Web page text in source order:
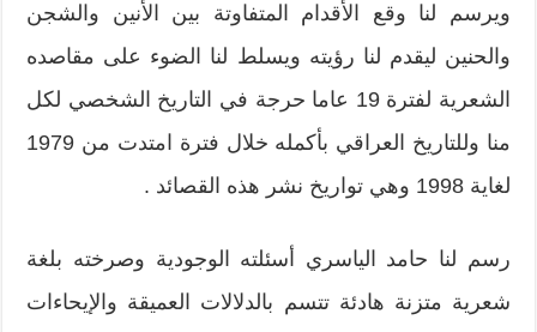
ويرسم لنا وقع الأقدام المتفاوتة بين الأنين والشجن
والحنين ليقدم لنا رؤيته ويسلط لنا الضوء على مقاصده
الشعرية لفترة 19 عاما حرجة في التاريخ الشخصي لكل
منا وللتاريخ العراقي بأكمله خلال فترة امتدت من 1979
لغاية 1998 وهي تواريخ نشر هذه القصائد .
رسم لنا حامد الياسري أسئلته الوجودية وصرخته بلغة
شعرية متزنة هادئة تتسم بالدلالات العميقة والإيحاءات